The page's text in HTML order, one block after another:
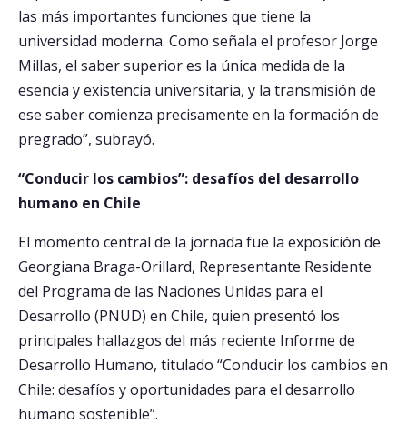
las más importantes funciones que tiene la
universidad moderna. Como señala el profesor Jorge
Millas, el saber superior es la única medida de la
esencia y existencia universitaria, y la transmisión de
ese saber comienza precisamente en la formación de
pregrado”, subrayó.
“Conducir los cambios”: desafíos del desarrollo
humano en Chile
El momento central de la jornada fue la exposición de
Georgiana Braga-Orillard, Representante Residente
del Programa de las Naciones Unidas para el
Desarrollo (PNUD) en Chile, quien presentó los
principales hallazgos del más reciente Informe de
Desarrollo Humano, titulado “Conducir los cambios en
Chile: desafíos y oportunidades para el desarrollo
humano sostenible”.